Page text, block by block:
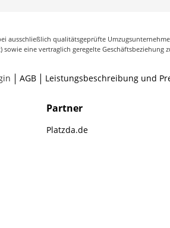
ausschließlich qualitätsgeprüfte
eine vertraglich geregelte Geschäftsbeziehung
AGB Leistungsbeschreibung und
Partner
Platzda.de